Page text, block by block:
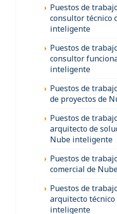
Puestos de
consultor técnico
inteligente
Puestos de
consultor
inteligente
Puestos de
de proyectos de
Puestos de
arquitecto de
Nube inteligente
Puestos de
comercial de
Puestos de
arquitecto
inteligente